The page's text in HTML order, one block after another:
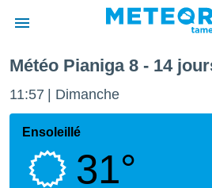
de
Météo Pianiga 8 - 14
11:57 Dimanche
Ensoleillé
31°